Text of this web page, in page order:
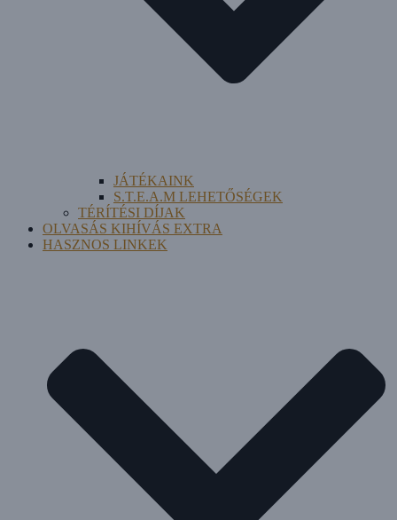
JÁTÉKAINK
S.T.E.A.M LEHETŐSÉGEK
TÉRÍTÉSI DÍJAK
OLVASÁS KIHÍVÁS EXTRA
HASZNOS LINKEK